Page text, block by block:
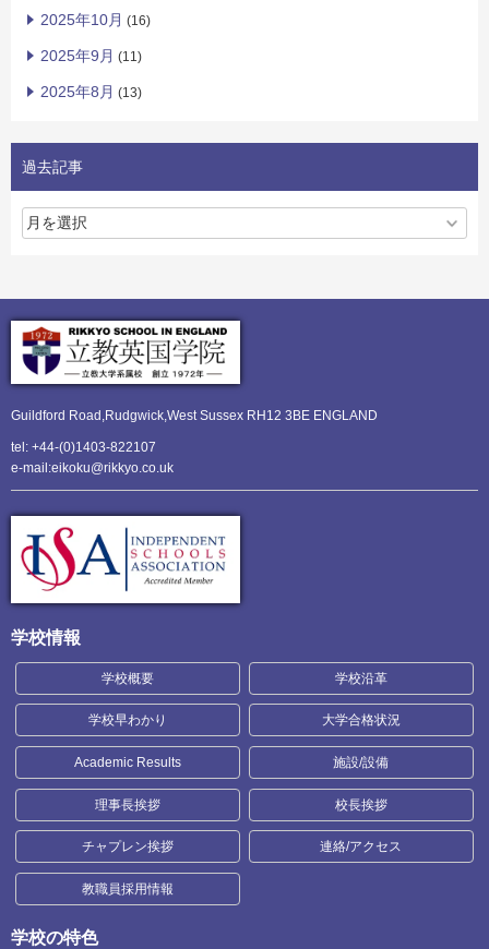
2025年10月 (16)
2025年9月 (11)
2025年8月 (13)
過去記事
Guildford Road,Rudgwick,West Sussex RH12 3BE ENGLAND
tel: +44-(0)1403-822107
e-mail:eikoku@rikkyo.co.uk
学校情報
学校概要 学校沿革
学校早わかり 大学合格状況
Academic Results 施設/設備
理事長挨拶 校長挨拶
チャプレン挨拶 連絡/アクセス
教職員採用情報
学校の特色